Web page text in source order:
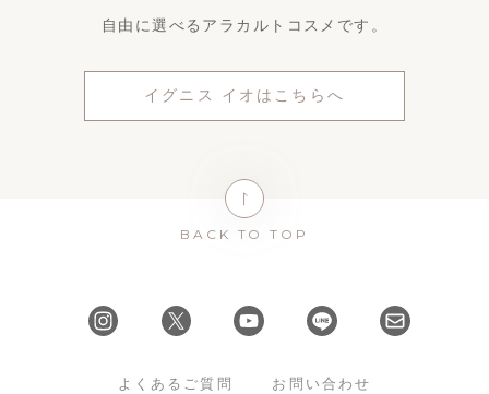
自由に選べるアラカルトコスメです。
イグニス イオはこちらへ
BACK TO TOP
よくあるご質問 お問い合わせ